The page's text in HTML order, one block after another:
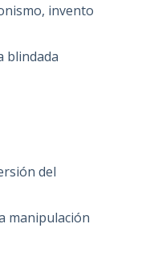
invento
blindada
del
manipulación